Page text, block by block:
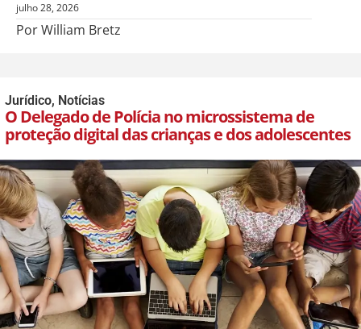
julho 28, 2026
Por William Bretz
Jurídico, Notícias
O Delegado de Polícia no microssistema de
proteção digital das crianças e dos adolescentes